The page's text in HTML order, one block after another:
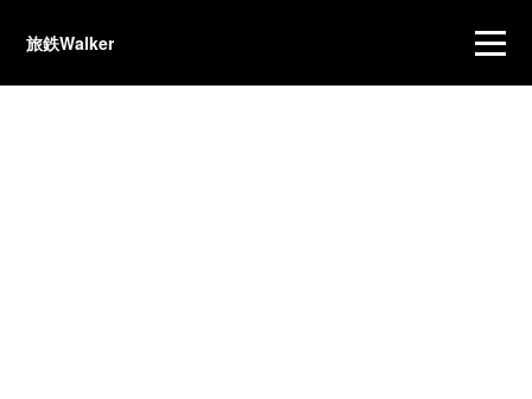
旅鉄Walker